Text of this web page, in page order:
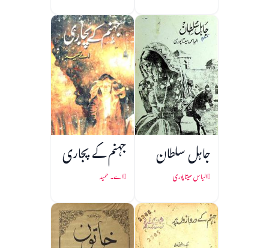
جاہل سلطان
الیاس سیتا پوری
جہنم کے پجاری
اے۔ حمید